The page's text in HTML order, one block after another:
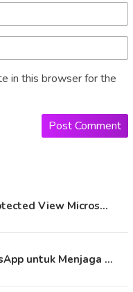
in this browser for the
View Micros…
untuk Menjaga …